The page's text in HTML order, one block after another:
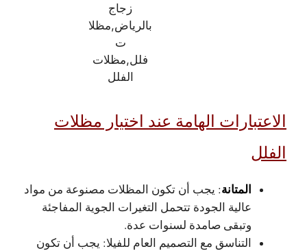
زجاج
بالرياض,مظلا
ت
فلل,مظلات
الفلل
الاعتبارات الهامة عند اختيار مظلات
الفلل
المتانة: يجب أن تكون المظلات مصنوعة من مواد
عالية الجودة تتحمل التغيرات الجوية المفاجئة
وتبقى صامدة لسنوات عدة.
التناسق مع التصميم العام للفيلا: يجب أن تكون